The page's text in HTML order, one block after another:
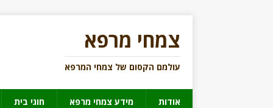
צמחי מרפא
עולמם הקסום של צמחי המרפא
אודות מידע צמחי מרפא חוגי בית